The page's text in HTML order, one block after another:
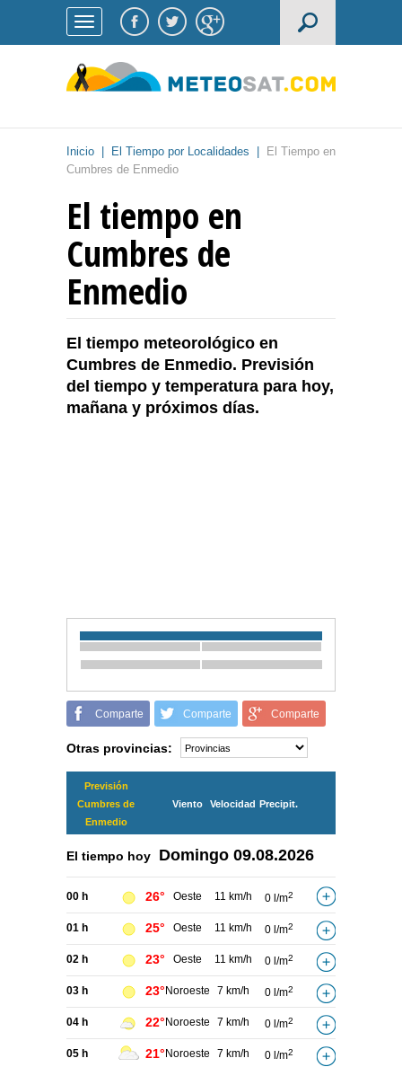
Inicio El Tiempo por Localidades
El Tiempo en
Cumbres de Enmedio
El tiempo en
Cumbres de
Enmedio
El tiempo meteorológico en
Cumbres de Enmedio. Previsión
del tiempo y temperatura para hoy,
mañana y próximos días.
Comparte Comparte Comparte
Otras provincias:
Previsión
Cumbres de
Enmedio
Viento Velocidad Precipit.
El tiempo hoy Domingo 09.08.2026
00 h 26° Oeste 11 km/h 0 l/m2
01 h 25° Oeste 11 km/h 0 l/m2
02 h 23° Oeste 11 km/h 0 l/m2
03 h 23° Noroeste 7 km/h 0 l/m2
04 h 22° Noroeste 7 km/h 0 l/m2
05 h 21° Noroeste 7 km/h 0 l/m2